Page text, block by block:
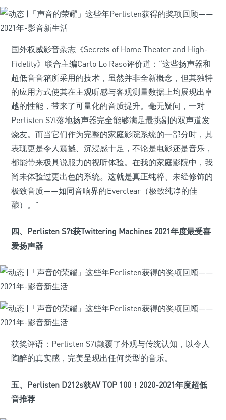
国外权威影音杂志《Secrets of Home Theater and High-
Fidelity》联合主编Carlo Lo Raso评价道：“这些扬声器和
超低音音箱所采用的技术，虽然并非全新概念，但其独特
的应用方式使其在主观听感与客观测量数据上均展现出卓
越的性能，带来了可量化的音质提升。毫无疑问，一对
Perlisten S7t落地扬声器完全能够满足最挑剔的双声道发
烧友。而当它们作为完整的家庭影院系统的一部分时，其
表现更是令人震撼、沉浸感十足，不论是电影还是音乐，
都能带来极具说服力的视听体验。在我的家庭影院中，我
尚未体验过更出色的系统。这就是真正纯粹、未经修饰的
极致音质——如同音响界的Everclear（极致纯净的佳
酿）。”
四、Perlisten S7t获Twittering Machines 2021年度最受喜
爱扬声器
获奖评语：Perlisten S7t颠覆了外观与传统认知，以令人
陶醉的真实感，完美呈现出任何类型的音乐。
五、Perlisten D212s获AV TOP 100！2020-2021年度超低
音推荐